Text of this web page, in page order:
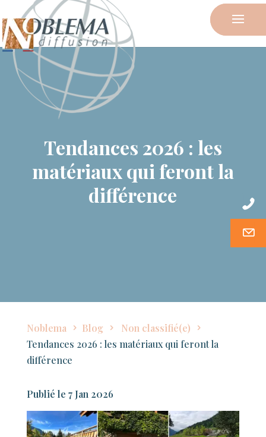
Tendances 2026 : les
matériaux qui feront la
différence
Noblema Blog
Non classifié(e)
Tendances 2026 : les matériaux qui feront la
différence
7 Jan 2026